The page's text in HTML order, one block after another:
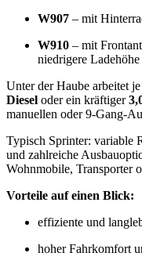
W907 – mit
W910 – mit
niedrigere Ladehöhe
Unter der Haube arbeitet
Diesel oder ein kräftiger
manuellen oder 9-Gang-
Typisch Sprinter: variable
und zahlreiche
Wohnmobile, Transporter
Vorteile auf einen Blick:
effiziente und
hoher Fahrkomfort